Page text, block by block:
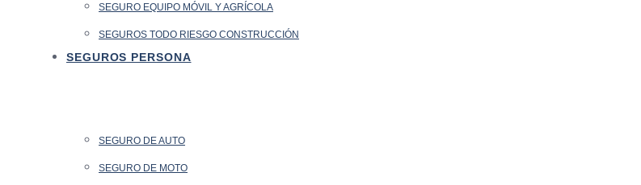
SEGURO EQUIPO MÓVIL Y AGRÍCOLA
SEGUROS TODO RIESGO CONSTRUCCIÓN
SEGUROS PERSONA
SEGURO DE AUTO
SEGURO DE MOTO